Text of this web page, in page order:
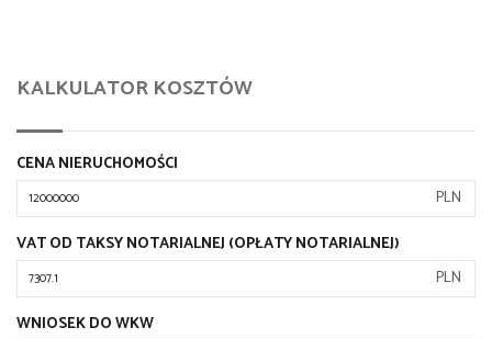
KALKULATOR KOSZTÓW
CENA NIERUCHOMOŚCI
PLN
VAT OD TAKSY NOTARIALNEJ (OPŁATY NOTARIALNEJ)
PLN
WNIOSEK DO WKW